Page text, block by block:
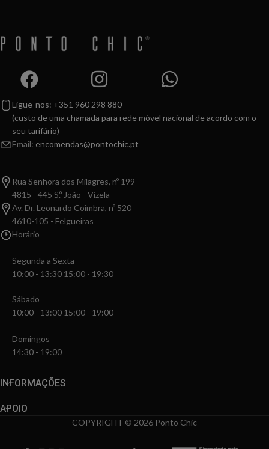
Ligue-nos: +351 960 298 880
(custo de uma chamada para rede móvel nacional de acordo com o
seu tarifário)
Email: encomendas@pontochic.pt
Rua Senhora dos Milagres, nº 199
4815 - 445 S.º João - Vizela
Av. Dr. Leonardo Coimbra, nº 520
4610-105 - Felgueiras
Horário
Segunda a Sexta
10:00 - 13:30 15:00 - 19:30
Sábado
10:00 - 13:00 15:00 - 19:00
Domingos
14:30 - 19:00
INFORMAÇÕES
APOIO
COPYRIGHT © 2026 Ponto Chic